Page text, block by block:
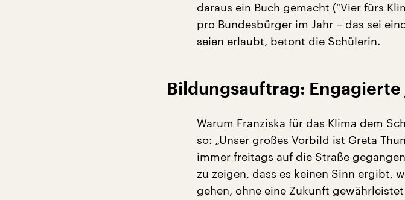
daraus ein Buch gemacht ("Vier fürs
pro Bundesbürger im Jahr – das sei
seien erlaubt, betont die Schülerin.
Bildungsauftrag:
Warum Franziska für das Klima dem
so: „Unser großes Vorbild ist Greta
immer freitags auf die Straße
zu zeigen, dass es keinen Sinn ergibt,
gehen, ohne eine Zukunft